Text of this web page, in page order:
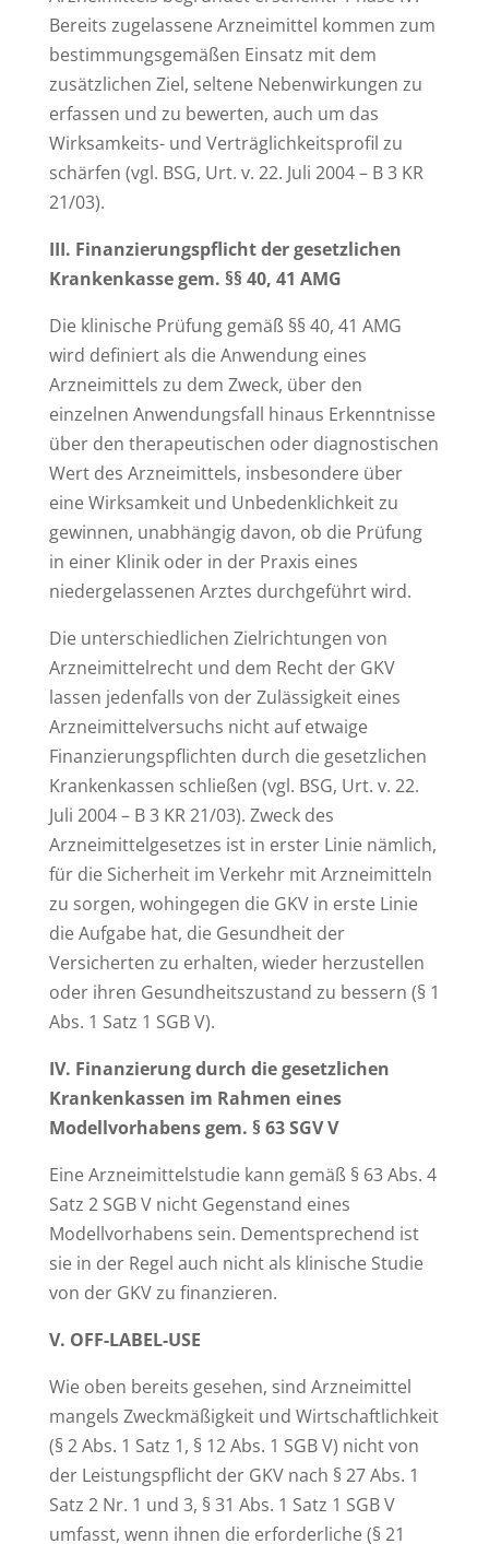
Bereits zugelassene Arzneimittel kommen zum
bestimmungsgemäßen Einsatz mit dem
zusätzlichen Ziel, seltene Nebenwirkungen zu
erfassen und zu bewerten, auch um das
Wirksamkeits- und Verträglichkeitsprofil zu
schärfen (vgl. BSG, Urt. v. 22. Juli 2004 – B 3 KR
21/03).
III. Finanzierungspflicht der gesetzlichen
Krankenkasse gem. §§ 40, 41 AMG
Die klinische Prüfung gemäß §§ 40, 41 AMG
wird definiert als die Anwendung eines
Arzneimittels zu dem Zweck, über den
einzelnen Anwendungsfall hinaus Erkenntnisse
über den therapeutischen oder diagnostischen
Wert des Arzneimittels, insbesondere über
eine Wirksamkeit und Unbedenklichkeit zu
gewinnen, unabhängig davon, ob die Prüfung
in einer Klinik oder in der Praxis eines
niedergelassenen Arztes durchgeführt wird.
Die unterschiedlichen Zielrichtungen von
Arzneimittelrecht und dem Recht der GKV
lassen jedenfalls von der Zulässigkeit eines
Arzneimittelversuchs nicht auf etwaige
Finanzierungspflichten durch die gesetzlichen
Krankenkassen schließen (vgl. BSG, Urt. v. 22.
Juli 2004 – B 3 KR 21/03). Zweck des
Arzneimittelgesetzes ist in erster Linie nämlich,
für die Sicherheit im Verkehr mit Arzneimitteln
zu sorgen, wohingegen die GKV in erste Linie
die Aufgabe hat, die Gesundheit der
Versicherten zu erhalten, wieder herzustellen
oder ihren Gesundheitszustand zu bessern (§ 1
Abs. 1 Satz 1 SGB V).
IV. Finanzierung durch die gesetzlichen
Krankenkassen im Rahmen eines
Modellvorhabens gem. § 63 SGV V
Eine Arzneimittelstudie kann gemäß § 63 Abs. 4
Satz 2 SGB V nicht Gegenstand eines
Modellvorhabens sein. Dementsprechend ist
sie in der Regel auch nicht als klinische Studie
von der GKV zu finanzieren.
V. OFF-LABEL-USE
Wie oben bereits gesehen, sind Arzneimittel
mangels Zweckmäßigkeit und Wirtschaftlichkeit
(§ 2 Abs. 1 Satz 1, § 12 Abs. 1 SGB V) nicht von
der Leistungspflicht der GKV nach § 27 Abs. 1
Satz 2 Nr. 1 und 3, § 31 Abs. 1 Satz 1 SGB V
umfasst, wenn ihnen die erforderliche (§ 21